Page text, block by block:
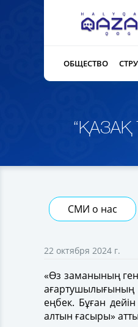
ОБЩЕСТВО
СМИ о нас
22 октября 2024 г.
«Өз заманының
ағартушылығының
еңбек. Бұған
алтын ғасыры»